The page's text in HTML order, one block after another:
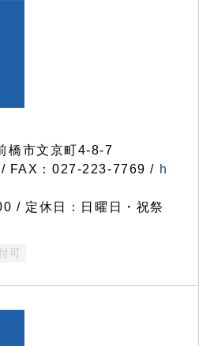
橋市文京町4-8-7
FAX：027-223-7769 / h
/ 定休日：日曜日・祝祭
可